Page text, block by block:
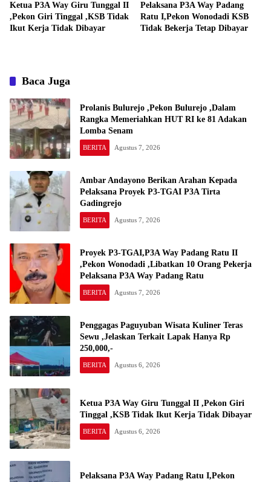
Ketua P3A Way Giru Tunggal II
,Pekon Giri Tinggal ,KSB Tidak
Ikut Kerja Tidak Dibayar
Pelaksana P3A Way Padang
Ratu I,Pekon Wonodadi KSB
Tidak Bekerja Tetap Dibayar
Baca Juga
Prolanis Bulurejo ,Pekon Bulurejo ,Dalam
Rangka Memeriahkan HUT RI ke 81 Adakan
Lomba Senam
BERITA Agustus 7, 2026
Ambar Andayono Berikan Arahan Kepada
Pelaksana Proyek P3-TGAI P3A Tirta
Gadingrejo
BERITA Agustus 7, 2026
Proyek P3-TGAI,P3A Way Padang Ratu II
,Pekon Wonodadi ,Libatkan 10 Orang Pekerja
Pelaksana P3A Way Padang Ratu
BERITA Agustus 7, 2026
Penggagas Paguyuban Wisata Kuliner Teras
Sewu ,Jelaskan Terkait Lapak Hanya Rp
250,000,-
BERITA Agustus 6, 2026
Ketua P3A Way Giru Tunggal II ,Pekon Giri
Tinggal ,KSB Tidak Ikut Kerja Tidak Dibayar
BERITA Agustus 6, 2026
Pelaksana P3A Way Padang Ratu I,Pekon